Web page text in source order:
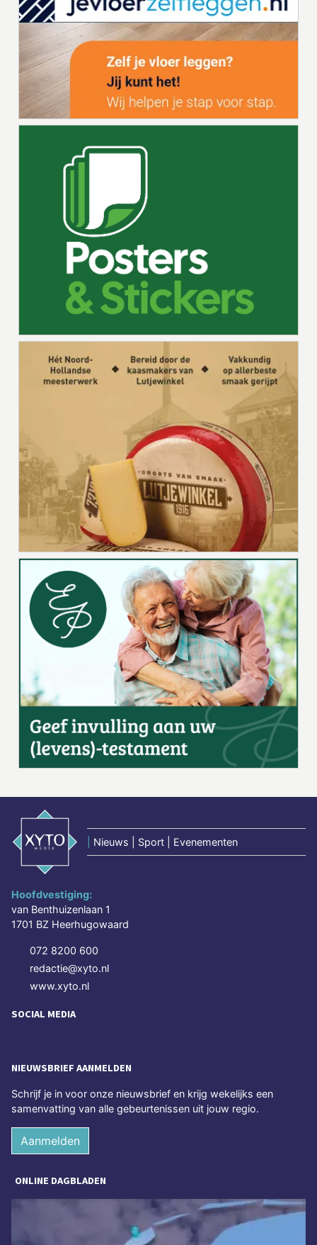
Nieuws | Sport | Evenementen
Hoofdvestiging:
van Benthuizenlaan 1
1701 BZ Heerhugowaard
072 8200 600
redactie@xyto.nl
www.xyto.nl
SOCIAL MEDIA
NIEUWSBRIEF AANMELDEN
Schrijf je in voor onze nieuwsbrief en krijg wekelijks een
samenvatting van alle gebeurtenissen uit jouw regio.
Aanmelden
ONLINE DAGBLADEN